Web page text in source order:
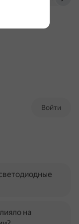
Войти
на